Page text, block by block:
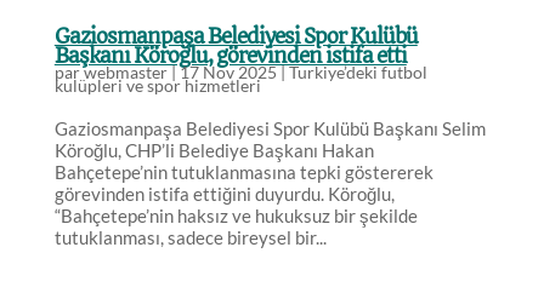
Gaziosmanpaşa Belediyesi Spor Kulübü
Başkanı Köroğlu, görevinden istifa etti
parwebmaster|17 Nov 2025|Turkiye’deki futbol
kulüpleri ve spor hizmetleri
Gaziosmanpaşa Belediyesi Spor Kulübü Başkanı Selim
Köroğlu, CHP’li Belediye Başkanı Hakan
Bahçetepe’nin tutuklanmasına tepki göstererek
görevinden istifa ettiğini duyurdu. Köroğlu,
“Bahçetepe’nin haksız ve hukuksuz bir şekilde
tutuklanması, sadece bireysel bir...